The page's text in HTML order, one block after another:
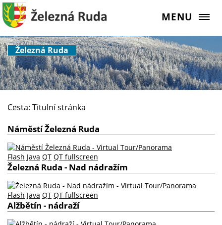
MENU
Železná Ruda
Cesta: Titulní stránka
Náměstí Železná Ruda
Flash Java QT QT fullscreen
Železná Ruda - Nad nádražím
Flash Java QT QT fullscreen
Alžbětín - nádraží